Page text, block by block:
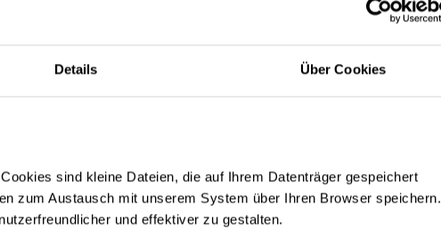
Details Über Cookies
sind kleine Dateien, die auf Ihrem Datenträger gespeichert
zum Austausch mit unserem System über Ihren Browser speichern.
und effektiver zu gestalten.
und spannenden Seminaren für die